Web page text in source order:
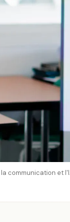
la communication et